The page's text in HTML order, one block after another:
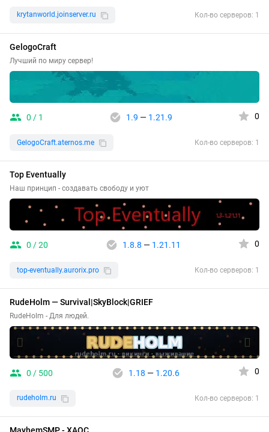
krytanworld.joinserver.ru Кол-во серверов: 1
GelogoCraft
Лучший по миру сервер!
0 / 1 1.9 — 1.21.9 0
GelogoCraft.aternos.me Кол-во серверов: 1
Top Eventually
Наш принцип - создавать свободу и уют
0 / 20 1.8.8 — 1.21.11 0
top-eventually.aurorix.pro Кол-во серверов: 1
RudeHolm — Survival|SkyBlock|GRIEF
RudeHolm - Для людей.
0 / 500 1.18 — 1.20.6 0
rudeholm.ru Кол-во серверов: 1